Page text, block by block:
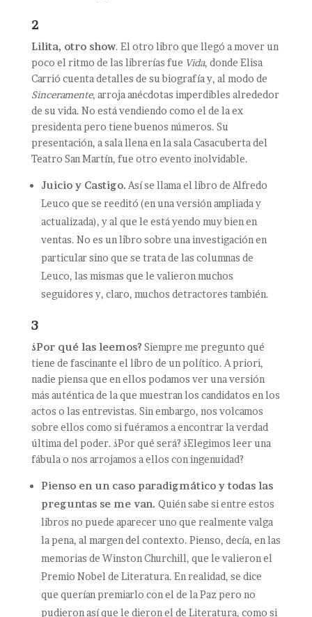
2
Lilita, otro show. El otro libro que llegó a mover un
poco el ritmo de las librerías fue Vida, donde Elisa
Carrió cuenta detalles de su biografía y, al modo de
Sinceramente, arroja anécdotas imperdibles alrededor
de su vida. No está vendiendo como el de la ex
presidenta pero tiene buenos números. Su
presentación, a sala llena en la sala Casacuberta del
Teatro San Martín, fue otro evento inolvidable.
Juicio y Castigo. Así se llama el libro de Alfredo
Leuco que se reeditó (en una versión ampliada y
actualizada), y al que le está yendo muy bien en
ventas. No es un libro sobre una investigación en
particular sino que se trata de las columnas de
Leuco, las mismas que le valieron muchos
seguidores y, claro, muchos detractores también.
3
¿Por qué las leemos? Siempre me pregunto qué
tiene de fascinante el libro de un político. A priori,
nadie piensa que en ellos podamos ver una versión
más auténtica de la que muestran los candidatos en los
actos o las entrevistas. Sin embargo, nos volcamos
sobre ellos como si fuéramos a encontrar la verdad
última del poder. ¿Por qué será? ¿Elegimos leer una
fábula o nos arrojamos a ellos con ingenuidad?
Pienso en un caso paradigmático y todas las
preguntas se me van. Quién sabe si entre estos
libros no puede aparecer uno que realmente valga
la pena, al margen del contexto. Pienso, decía, en las
memorias de Winston Churchill, que le valieron el
Premio Nobel de Literatura. En realidad, se dice
que querían premiarlo con el de la Paz pero no
pudieron así que le dieron el de Literatura, como si